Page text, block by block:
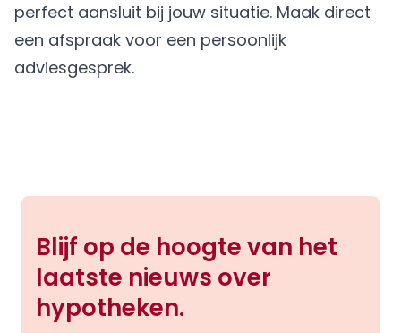
perfect aansluit bij jouw situatie. Maak direct
een afspraak voor een persoonlijk
adviesgesprek.
Blijf op de hoogte van het
laatste nieuws over
hypotheken.